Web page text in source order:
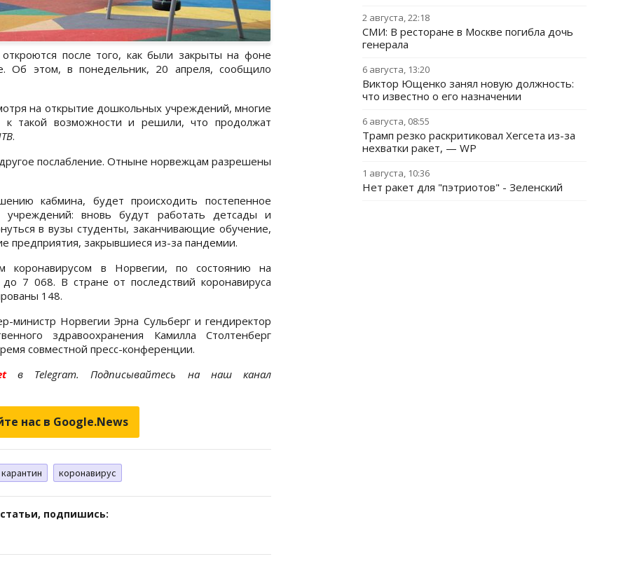
после того, как были закрыты на фоне
Об этом, в понедельник, 20 апреля, сообщило
на открытие дошкольных учреждений, многие
к такой возможности и решили, что продолжат
.
послабление. Отныне норвежцам разрешены
кабмина, будет происходить постепенное
вновь будут работать детсады и
в вузы студенты, заканчивающие обучение,
предприятия, закрывшиеся из-за пандемии.
коронавирусом в Норвегии, по состоянию на
7 068. В стране от последствий коронавируса
148.
министр Норвегии Эрна Сульберг и гендиректор
здравоохранения Камилла Столтенберг
совместной пресс-конференции.
в Telegram. Подписывайтесь на наш канал
нас в Google.News
карантин коронавирус
подпишись:
2 августа, 22:18
СМИ: В ресторане в Москве погибла дочь
генерала
6 августа, 13:20
Виктор Ющенко занял новую должность:
что известно о его назначении
6 августа, 08:55
Трамп резко раскритиковал Хегсета из-за
нехватки ракет, — WP
1 августа, 10:36
Нет ракет для "пэтриотов" - Зеленский